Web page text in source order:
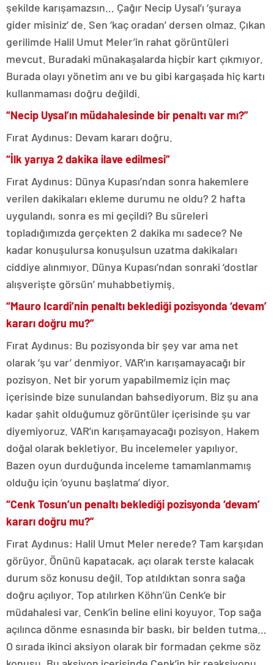
şekilde karışamazsın… Çağır Necip Uysal’ı ‘şuraya
gider misiniz’ de. Sen ‘kaç oradan’ dersen olmaz. Çıkan
gerilimde Halil Umut Meler’in rahat görüntüleri
mevcut. Buradaki münakaşalarda hiçbir kart çıkmıyor.
Burada olayı yönetim anı ve bu gibi kargaşada hiç kartı
kullanmaması doğru değildi.
“Necip Uysal’ın müdahalesinde bir penaltı var mı?”
Fırat Aydınus: Devam kararı doğru.
“İlk yarıya 2 dakika ilave edilmesi”
Fırat Aydınus: Dünya Kupası’ndan sonra hakemlere
verilen dakikaları ekleme durumu ne oldu? 2 hafta
uygulandı, sonra es mi geçildi? Bu süreleri
topladığımızda gerçekten 2 dakika mı sadece? Ne
kadar konuşulursa konuşulsun uzatma dakikaları
ciddiye alınmıyor. Dünya Kupası’ndan sonraki ‘dostlar
alışverişte görsün’ muhabbetiymiş.
“Mauro Icardi’nin penaltı beklediği pozisyonda ‘devam’
kararı doğru mu?”
Fırat Aydınus: Bu pozisyonda bir şey var ama net
olarak ‘şu var’ denmiyor. VAR’ın karışamayacağı bir
pozisyon. Net bir yorum yapabilmemiz için maç
içerisinde bize sunulandan bahsediyorum. Biz şu ana
kadar şahit olduğumuz görüntüler içerisinde şu var
diyemiyoruz. VAR’ın karışamayacağı pozisyon. Hakem
doğal olarak bekletiyor. Bu incelemeler yapılıyor.
Bazen oyun durduğunda inceleme tamamlanmamış
olduğu için ‘oyunu başlatma’ diyor.
“Cenk Tosun’un penaltı beklediği pozisyonda ‘devam’
kararı doğru mu?”
Fırat Aydınus: Halil Umut Meler nerede? Tam karşıdan
görüyor. Önünü kapatacak, açı olarak terste kalacak
durum söz konusu değil. Top atıldıktan sonra sağa
doğru açılıyor. Top atılırken Köhn’ün Cenk’e bir
müdahalesi var. Cenk’in beline elini koyuyor. Top sağa
açılınca dönme esnasında bir baskı, bir belden tutma…
O sırada ikinci aksiyon olarak bir formadan çekme söz